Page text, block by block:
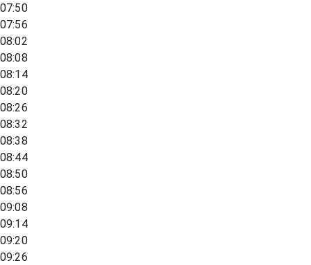
07:50
07:56
08:02
08:08
08:14
08:20
08:26
08:32
08:38
08:44
08:50
08:56
09:08
09:14
09:20
09:26